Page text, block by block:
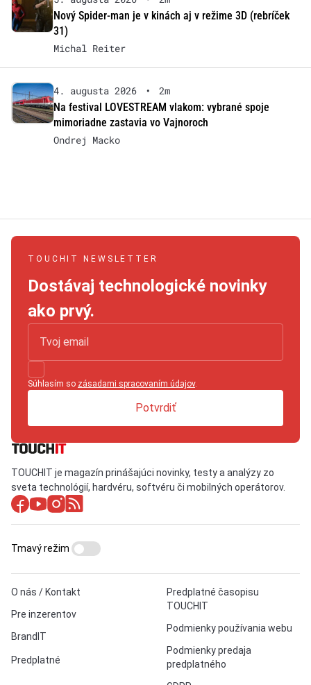
Nový Spider-man je v kinách aj v režime 3D (rebríček
31)
Michal Reiter
4. augusta 2026 •
2m
Na festival LOVESTREAM vlakom: vybrané spoje
mimoriadne zastavia vo Vajnoroch
Ondrej Macko
TOUCHIT NEWSLETTER
Dostávaj technologické novinky
ako prvý.
Súhlasím so zásadami spracovaním údajov.
Potvrdiť
TOUCHIT je magazín prinášajúci novinky, testy a analýzy zo
sveta technológií, hardvéru, softvéru či mobilných operátorov.
O nás / Kontakt
Pre inzerentov
BrandIT
Predplatné
Predplatné časopisu
TOUCHIT
Podmienky používania webu
Podmienky predaja
predplatného
Tmavý režim